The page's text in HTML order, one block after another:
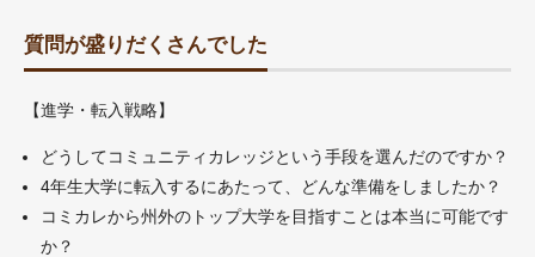
質問が盛りだくさんでした
【進学・転入戦略】
どうしてコミュニティカレッジという手段を選んだのですか？
4年生大学に転入するにあたって、どんな準備をしましたか？
コミカレから州外のトップ大学を目指すことは本当に可能です
か？